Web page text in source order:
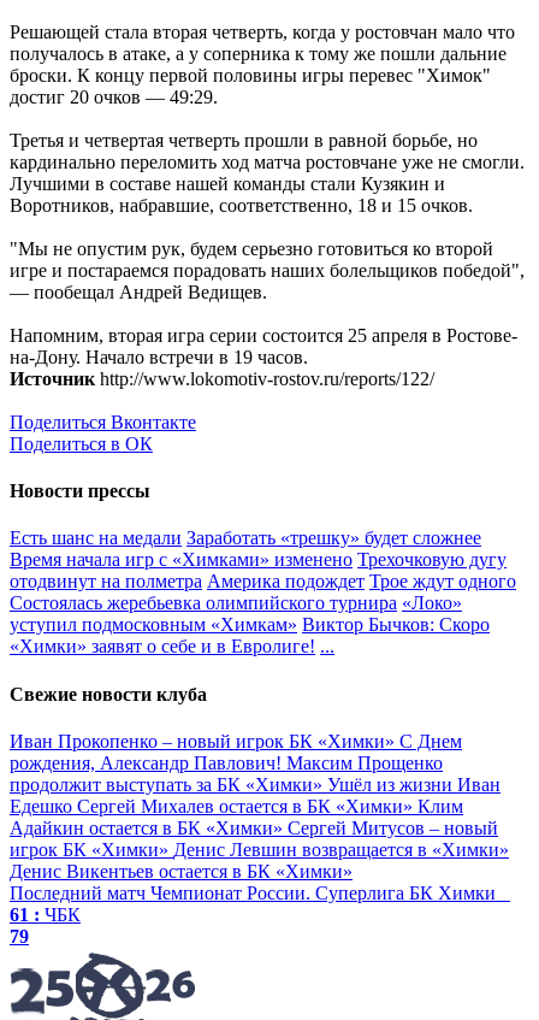
Решающей стала вторая четверть, когда у ростовчан мало что
получалось в атаке, а у соперника к тому же пошли дальние
броски. К концу первой половины игры перевес "Химок"
достиг 20 очков — 49:29.
Третья и четвертая четверть прошли в равной борьбе, но
кардинально переломить ход матча ростовчане уже не смогли.
Лучшими в составе нашей команды стали Кузякин и
Воротников, набравшие, соответственно, 18 и 15 очков.
"Мы не опустим рук, будем серьезно готовиться ко второй
игре и постараемся порадовать наших болельщиков победой",
— пообещал Андрей Ведищев.
Напомним, вторая игра серии состоится 25 апреля в Ростове-
на-Дону. Начало встречи в 19 часов.
Источник http://www.lokomotiv-rostov.ru/reports/122/
Поделиться Вконтакте
Поделиться в ОК
Новости прессы
Есть шанс на медали Заработать «трешку» будет сложнее
Время начала игр c «Химками» изменено Трехочковую дугу
отодвинут на полметра Америка подождет Трое ждут одного
Состоялась жеребьевка олимпийского турнира «Локо»
уступил подмосковным «Химкам» Виктор Бычков: Скоро
«Химки» заявят о себе и в Евролиге! ...
Свежие новости клуба
Иван Прокопенко – новый игрок БК «Химки» С Днем
рождения, Александр Павлович! Максим Прощенко
продолжит выступать за БК «Химки» Ушёл из жизни Иван
Едешко Сергей Михалев остается в БК «Химки» Клим
Адайкин остается в БК «Химки» Сергей Митусов – новый
игрок БК «Химки» Денис Левшин возвращается в «Химки»
Денис Викентьев остается в БК «Химки»
Последний матч Чемпионат России. Суперлига БК Химки
61 : ЧБК
79